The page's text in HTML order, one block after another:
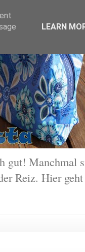
gut! Manchmal
Reiz. Hier geht
LEARN